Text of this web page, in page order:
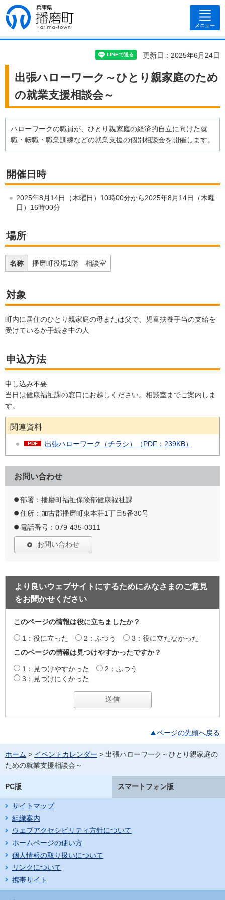
兵庫県 播磨
町
メニュー
更新日：2025年6月24日
出張ハローワーク～ひとり親家庭のため
の就業支援相談会～
ハローワークの職員が、ひとり親家庭の経済的自立に向けた就
職・転職・職業訓練などの就業支援の個別相談会を開催します。
開催日時
2025年8月14日（木曜日）10時00分から2025年8月14日（木曜
日）16時00分
場所
名称 播磨町役場1階 相談室
対象
町内に居住のひとり親家庭の母または父で、児童扶養手当の支給を
受けているか手続き中の人
申込方法
申し込み不要
当日は健康福祉課の窓口にお越しください。相談室までご案内しま
す。
関連資料
出張ハローワーク（チラシ）（PDF：239KB）
お問い合わせ
部署：播磨町福祉保険部健康福祉課
住所：加古郡播磨町東本荘1丁目5番30号
電話番号：079-435-0311
お問い合わせ
より良いウェブサイトにするためにみなさまのご意見
をお聞かせください
このページの情報は役に立ちましたか？
1：役に立った 2：ふつう
3：役に立たなかった
このページの情報は見つけやすかったですか？
1：見つけやすかった
2：ふつう
3：見つけにくかった
ページの先頭へ戻る
ホーム > イベントカレンダー > 出張ハローワーク～ひとり親家庭の
ための就業支援相談会～
PC版 スマートフォン版
サイトマップ
組織案内
ウェブアクセシビリティ方針について
ホームページの使い方
個人情報の取り扱いについて
リンクについて
携帯サイト